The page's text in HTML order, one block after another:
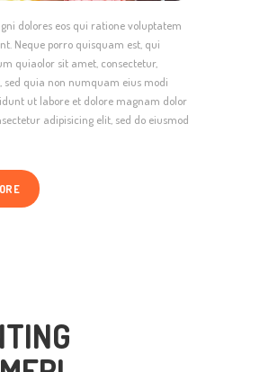
dolores eos qui ratione voluptatem
Neque porro quisquam est, qui
quiaolor sit amet, consectetur,
sed quia non numquam eius modi
ut labore et dolore magnam dolor
adipisicing elit, sed do eiusmod